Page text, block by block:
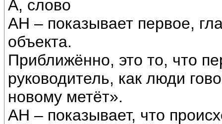
А, слово
АН – показывает первое,
объекта.
Приближённо, это то, что
руководитель, как люди
новому метёт».
АН – показывает, что